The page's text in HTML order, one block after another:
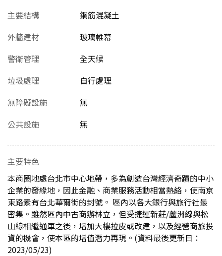
主要結構
鋼筋混凝土
外牆建材
玻璃帷幕
警衛管理
全天候
垃圾處理
自行處理
無障礙設施
無
公共設施
無
主要特色
本商圈地處台北市中心地帶，多為創造台灣經濟奇蹟的中小
企業的發緣地，因此金融、商業服務活動相當熱絡，使南京
東路素有台北華爾街的封號。 區內以各大銀行與旅行社最
密集。雖然區內中古商辦林立，但受捷運新莊/蘆洲線與松
山線相繼通車之後，增加大樓拉皮或改建，以及經營商旅投
資的機會，使本區的增值潛力再現。(資料最後更新日：
2023/05/23)